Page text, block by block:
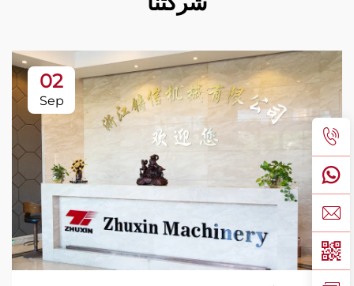
02
Sep